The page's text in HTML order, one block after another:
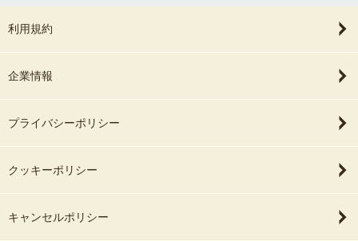
利用規約
企業情報
プライバシーポリシー
クッキーポリシー
キャンセルポリシー